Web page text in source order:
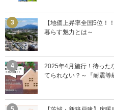
【地価上昇率全国5位
暮らす魅力とは～
2025年4月施行！待った
てられない？～『耐震等